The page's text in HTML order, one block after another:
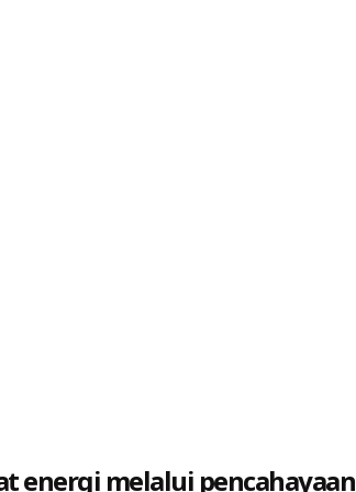
energi melalui pencahayaan